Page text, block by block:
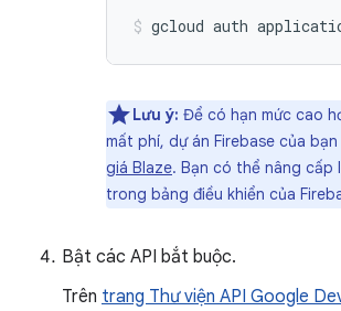
gcloud auth
Lưu ý: Để có hạn mức cao
mất phí, dự án Firebase của
giá Blaze. Bạn có thể nâng cấp
trong bảng điều khiển của
Bật các API bắt buộc.
Trên trang Thư viện API Google